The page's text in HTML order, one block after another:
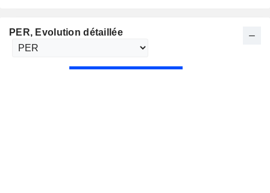
PER, Evolution détaillée